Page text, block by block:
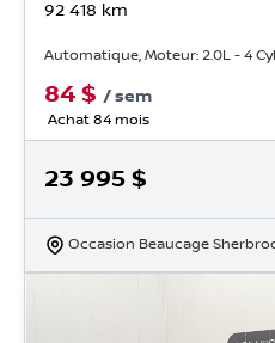
92 418 km
Automatique, Moteur: 2.0L - 4
84 $ /sem
Achat 84 mois
23 995 $
Occasion Beaucage